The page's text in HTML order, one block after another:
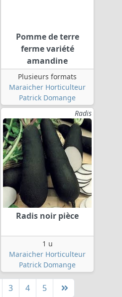
Pomme de terre
ferme variété
amandine
Plusieurs formats
Maraicher Horticulteur
Patrick Domange
Radis
Radis noir pièce
1 u
Maraicher Horticulteur
Patrick Domange
3 4 5